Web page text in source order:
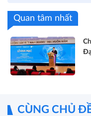
Quan tâm nhất
CÙNG CHỦ